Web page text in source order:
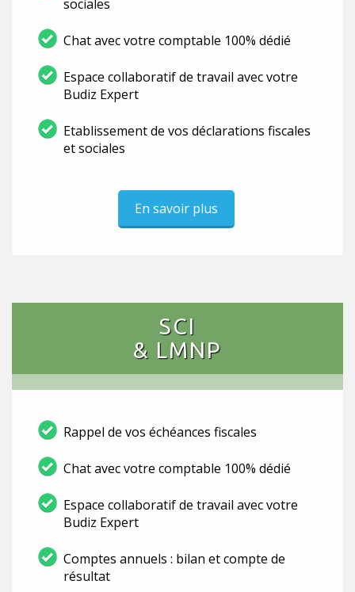
sociales
Chat avec votre comptable 100% dédié
Espace collaboratif de travail avec votre
Budiz Expert
Etablissement de vos déclarations fiscales
et sociales
En savoir plus
SCI
& LMNP
Rappel de vos échéances fiscales
Chat avec votre comptable 100% dédié
Espace collaboratif de travail avec votre
Budiz Expert
Comptes annuels : bilan et compte de
résultat